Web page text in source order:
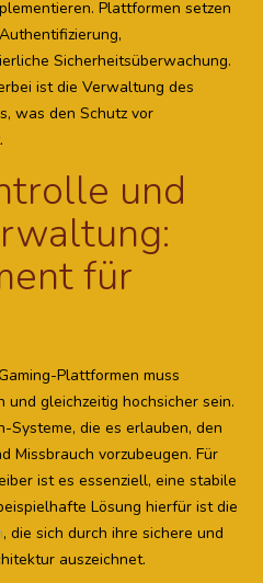
Plattformen setzen
Sicherheitsüberwachung.
ist die Verwaltung des
was den Schutz vor
und
für
Plattformen muss
gleichzeitig hochsicher sein.
Systeme, die es erlauben, den
Missbrauch vorzubeugen. Für
ist es essenziell, eine stabile
Lösung hierfür ist die
, die sich durch ihre sichere und
auszeichnet.